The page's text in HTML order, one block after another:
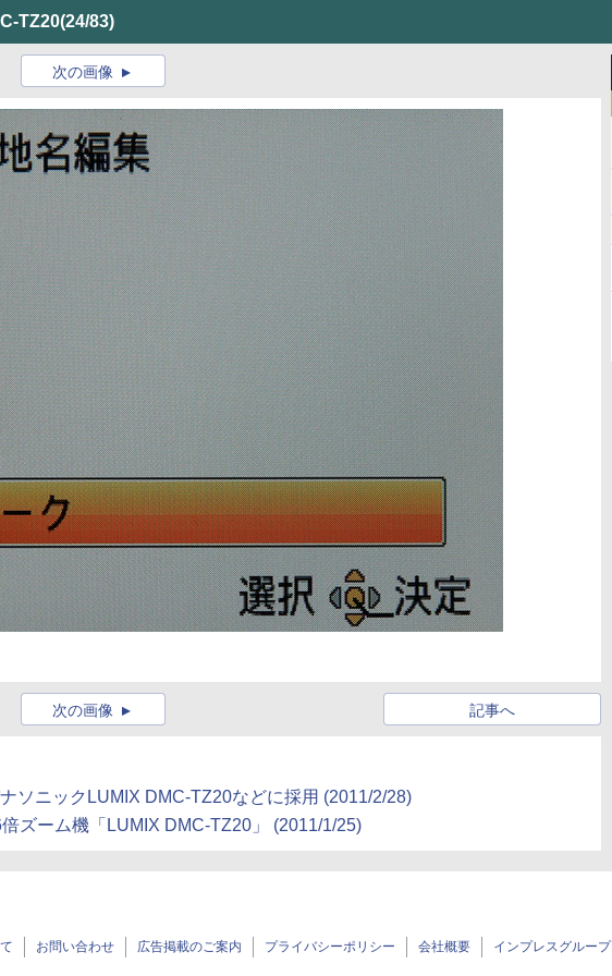
TZ20(24/83)
次の画像
記事へ
次の画像
ソニックLUMIX DMC-TZ20などに採用 (2011/2/28)
ズーム機「LUMIX DMC-TZ20」 (2011/1/25)
お問い合わせ 広告掲載のご案内 プライバシーポリシー 会社概要 インプレスグループ